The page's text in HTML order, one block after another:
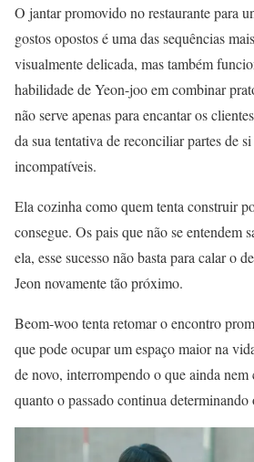
O jantar promovido no restaurante para
gostos opostos é uma das sequências
visualmente delicada, mas também
habilidade de Yeon-joo em combinar
não serve apenas para encantar os
da sua tentativa de reconciliar partes de
incompatíveis.
Ela cozinha como quem tenta construir
consegue. Os pais que não se entendem
ela, esse sucesso não basta para calar o
Jeon novamente tão próximo.
Beom-woo tenta retomar o encontro
que pode ocupar um espaço maior na
de novo, interrompendo o que ainda
quanto o passado continua